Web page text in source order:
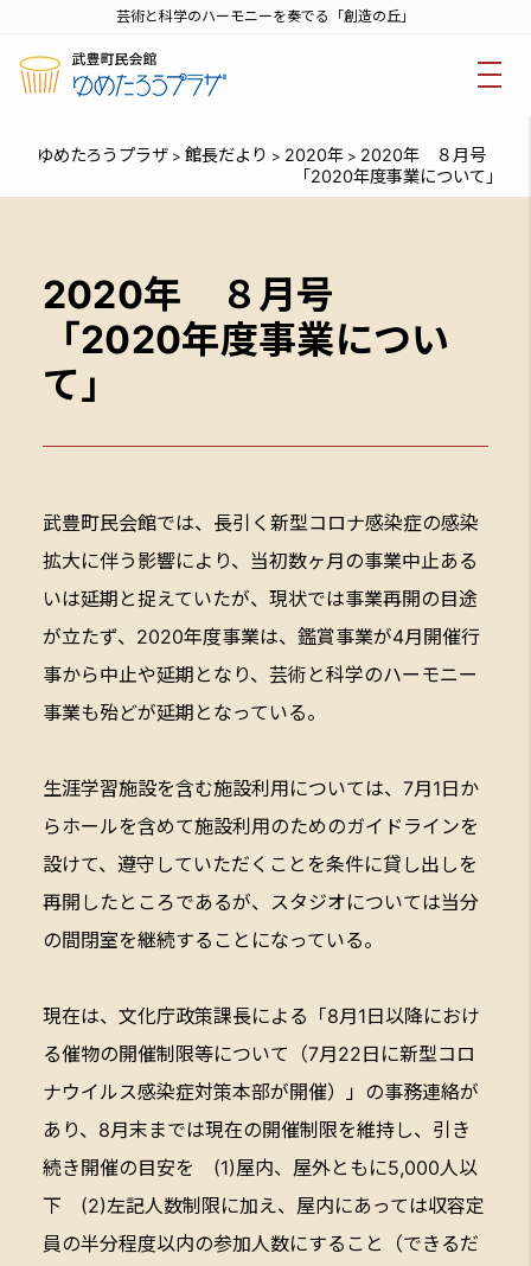
芸術と科学のハーモニーを奏でる「創造の丘」
ゆめたろうプラザ > 館長だより > 2020年 > 2020年 ８月号
「2020年度事業について」
2020年 ８月号
「2020年度事業につい
て」
武豊町民会館では、長引く新型コロナ感染症の感染
拡大に伴う影響により、当初数ヶ月の事業中止ある
いは延期と捉えていたが、現状では事業再開の目途
が立たず、2020年度事業は、鑑賞事業が4月開催行
事から中止や延期となり、芸術と科学のハーモニー
事業も殆どが延期となっている。
生涯学習施設を含む施設利用については、7月1日か
らホールを含めて施設利用のためのガイドラインを
設けて、遵守していただくことを条件に貸し出しを
再開したところであるが、スタジオについては当分
の間閉室を継続することになっている。
現在は、文化庁政策課長による「8月1日以降におけ
る催物の開催制限等について（7月22日に新型コロ
ナウイルス感染症対策本部が開催）」の事務連絡が
あり、8月末までは現在の開催制限を維持し、引き
続き開催の目安を (1)屋内、屋外ともに5,000人以
下 (2)左記人数制限に加え、屋内にあっては収容定
員の半分程度以内の参加人数にすること（できるだ